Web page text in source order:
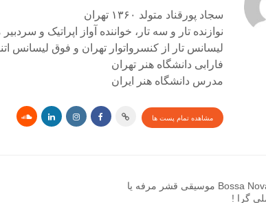
سجاد پورقناد متولد ۱۳۶۰ تهران
نوازنده تار و سه تار، خواننده آواز اپراتیک و
لیسانس تار از کنسرواتوار تهران و فوق لیسانس
فارابی دانشگاه هنر تهران
مدرس دانشگاه هنر ایران
مشاهده تمام پست ها
Bossa Nova موسیقی قشر مرفه یا
گرا !